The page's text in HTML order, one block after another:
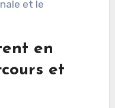
et célébrées.
à divertir,
sur
du football